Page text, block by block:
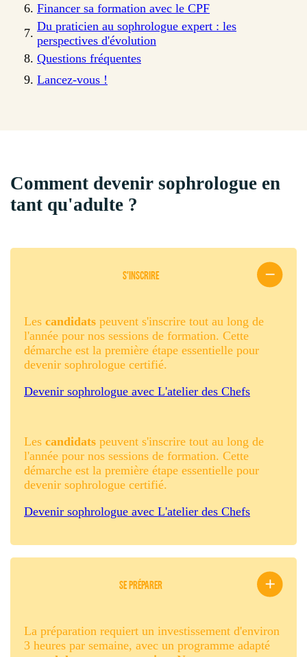
Financer sa formation avec le CPF
Du praticien au sophrologue expert : les
perspectives d'évolution
Questions fréquentes
Lancez-vous !
Comment devenir sophrologue en
tant qu'adulte ?
S'INSCRIRE
Les candidats peuvent s'inscrire tout au long de
l'année pour nos sessions de formation. Cette
démarche est la première étape essentielle pour
devenir sophrologue certifié.
Devenir sophrologue avec L'atelier des Chefs
Les candidats peuvent s'inscrire tout au long de
l'année pour nos sessions de formation. Cette
démarche est la première étape essentielle pour
devenir sophrologue certifié.
Devenir sophrologue avec L'atelier des Chefs
SE PRÉPARER
La préparation requiert un investissement d'environ
3 heures par semaine, avec un programme adapté